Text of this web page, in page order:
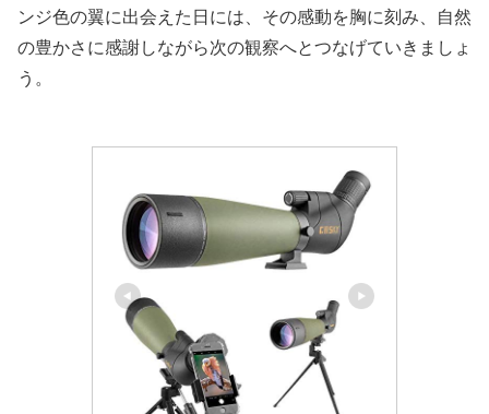
ンジ色の翼に出会えた日には、その感動を胸に刻み、自然
の豊かさに感謝しながら次の観察へとつなげていきましょ
う。